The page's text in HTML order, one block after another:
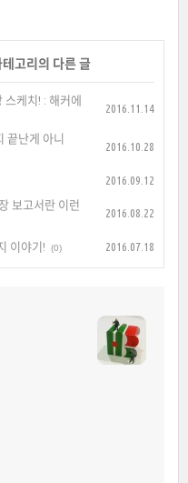
테고리의 다른 글
케치! : 해커에
2016.11.14
끝난게 아니
2016.10.28
2016.09.12
보고서란 이런
2016.08.22
이야기! (0) 2016.07.18